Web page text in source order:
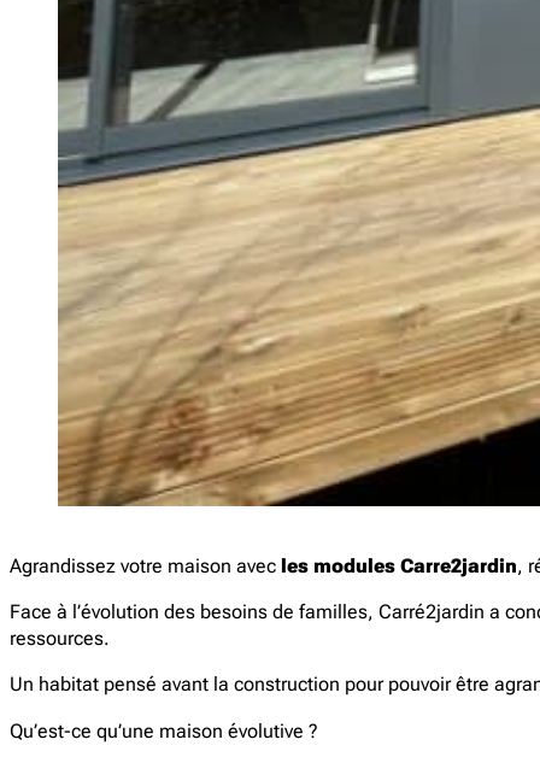
Agrandissez votre maison avec les modules Carre2jardin,
Face à l’évolution des besoins de familles, Carré2jardin a
ressources.
Un habitat pensé avant la construction pour pouvoir être
Qu’est-ce qu’une maison évolutive ?